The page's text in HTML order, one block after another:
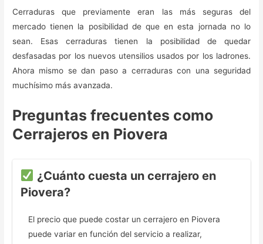
Cerraduras que previamente eran las más seguras del
mercado tienen la posibilidad de que en esta jornada no lo
sean. Esas cerraduras tienen la posibilidad de quedar
desfasadas por los nuevos utensilios usados por los ladrones.
Ahora mismo se dan paso a cerraduras con una seguridad
muchísimo más avanzada.
Preguntas frecuentes como
Cerrajeros en Piovera
¿Cuánto cuesta un cerrajero en
Piovera?
El precio que puede costar un cerrajero en Piovera
puede variar en función del servicio a realizar,